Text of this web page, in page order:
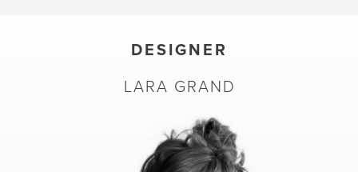
d'une ampoule incandescente de 150W.
chaud).
Lampe à poser : Cerclage en métal laqué
noir ou rouge satiné Epoxy. Phare (Ø 19,5
DESIGNER
LARA GRAND